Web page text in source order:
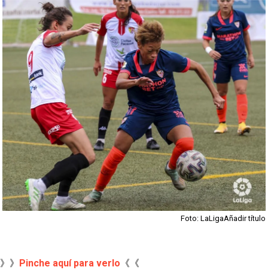
Kochorashvili, seria opción para reforzar el centro
del campo sevillista
Sow muy cerca de cerrar su traspaso al Genoa
Oso es el siguiente en la lista para salir
Banquillos confirmados: así queda la cantera del
Sevilla Femenino para la 2026/27
Celta y Rayo agitan el mercado de La Liga
Previa | El Sevilla FC cierra la pretemporada con el
exigente choque ante el Bayer Leverkusen
Foto: LaLigaAñadir título
》》 Pinche aquí para verlo 《《